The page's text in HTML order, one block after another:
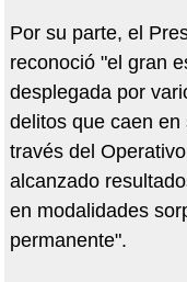
Por su parte, el
reconoció "el gran
desplegada por
delitos que caen
través del
alcanzado
en modalidades
permanente".